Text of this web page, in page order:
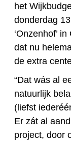
het
donderdag
‘Onzenhof’
dat nu
de extra
“Dat wás al
natuurlijk
(liefst
Er zát al
project, door